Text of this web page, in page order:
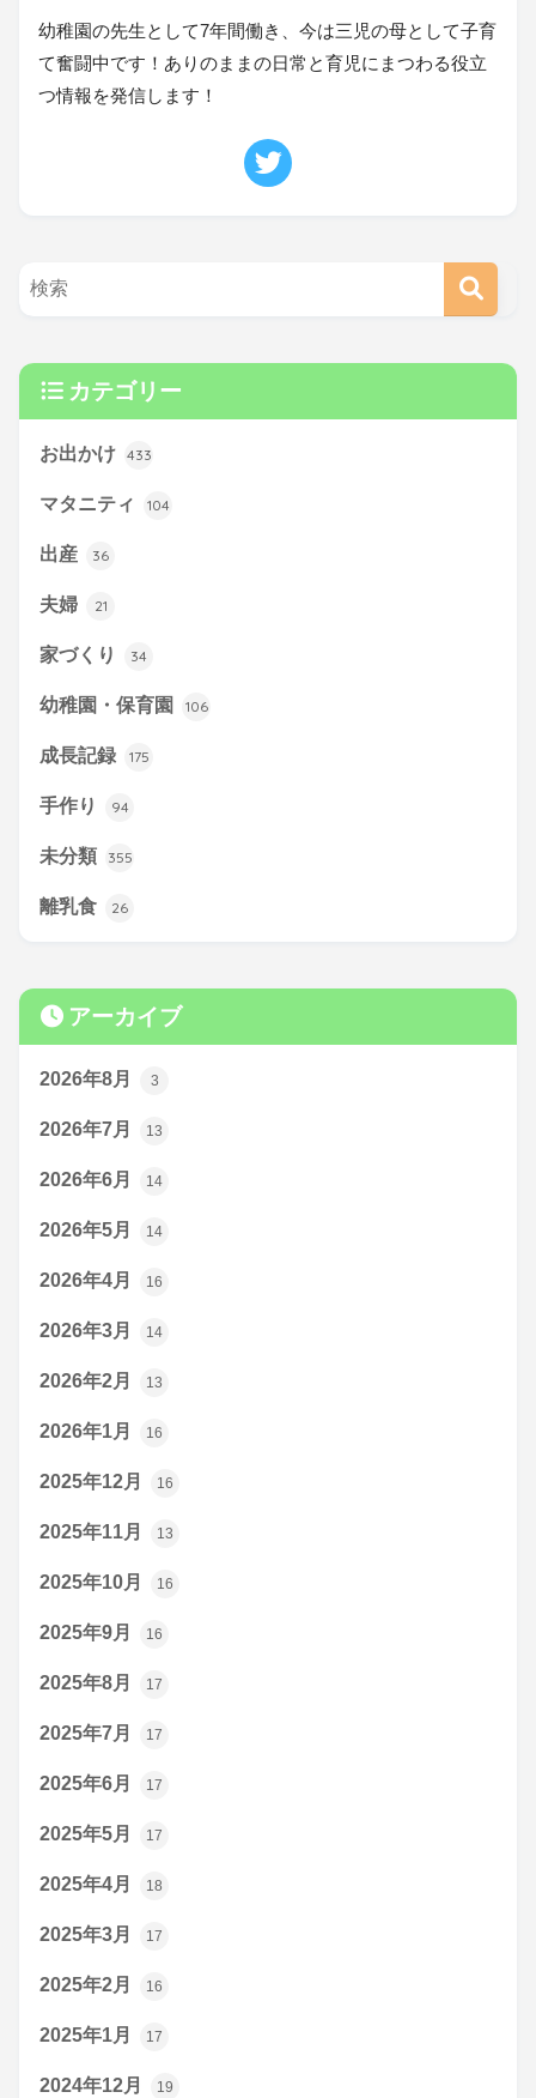
幼稚園の先生として7年間働き、今は三児の母として子育
て奮闘中です！ありのままの日常と育児にまつわる役立
つ情報を発信します！
カテゴリー
お出かけ 433
マタニティ 104
出産 36
夫婦 21
家づくり 34
幼稚園・保育園 106
成長記録 175
手作り 94
未分類 355
離乳食 26
アーカイブ
2026年8月 3
2026年7月 13
2026年6月 14
2026年5月 14
2026年4月 16
2026年3月 14
2026年2月 13
2026年1月 16
2025年12月 16
2025年11月 13
2025年10月 16
2025年9月 16
2025年8月 17
2025年7月 17
2025年6月 17
2025年5月 17
2025年4月 18
2025年3月 17
2025年2月 16
2025年1月 17
2024年12月 19